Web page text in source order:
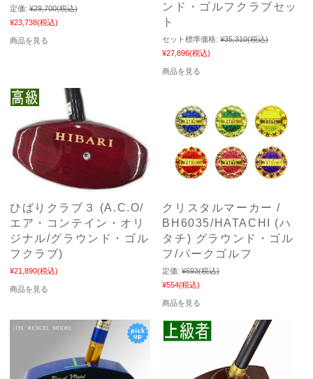
定価: ¥29,700(税込)
¥23,738(税込)
商品を見る
ンド・ゴルフクラブセッ
ト
セット標準価格: ¥35,310(税込)
¥27,896(税込)
商品を見る
ひばりクラブ３ (A.C.O/
エア・コンテイン・オリ
ジナル/グラウンド・ゴル
フクラブ)
¥21,890(税込)
商品を見る
クリスタルマーカー /
BH6035/HATACHI (ハ
タチ) グラウンド・ゴル
フ/パークゴルフ
定価: ¥693(税込)
¥554(税込)
商品を見る